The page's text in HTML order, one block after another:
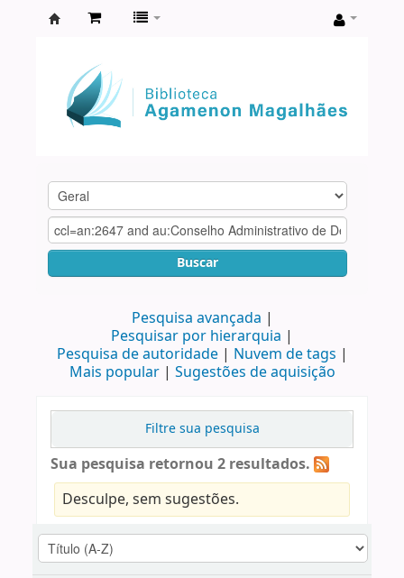
Agamenon
Magalhães
Buscar
Pesquisa avançada
Pesquisar por hierarquia
Pesquisa de autoridade
Nuvem de tags
Mais popular
Sugestões de aquisição
Filtre sua pesquisa
Sua pesquisa retornou 2 resultados.
Desculpe, sem sugestões.